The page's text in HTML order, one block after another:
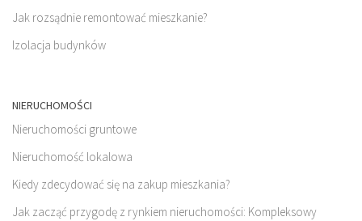
Jak rozsądnie remontować mieszkanie?
Izolacja budynków
NIERUCHOMOŚCI
Nieruchomości gruntowe
Nieruchomość lokalowa
Kiedy zdecydować się na zakup mieszkania?
Jak zacząć przygodę z rynkiem nieruchomości: Kompleksowy